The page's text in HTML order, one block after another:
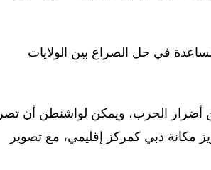
في حل الصراع بين الولايات
أضرار الحرب، ويمكن لواشنطن أن تصر
مكانة دبي كمركز إقليمي، مع تصوير